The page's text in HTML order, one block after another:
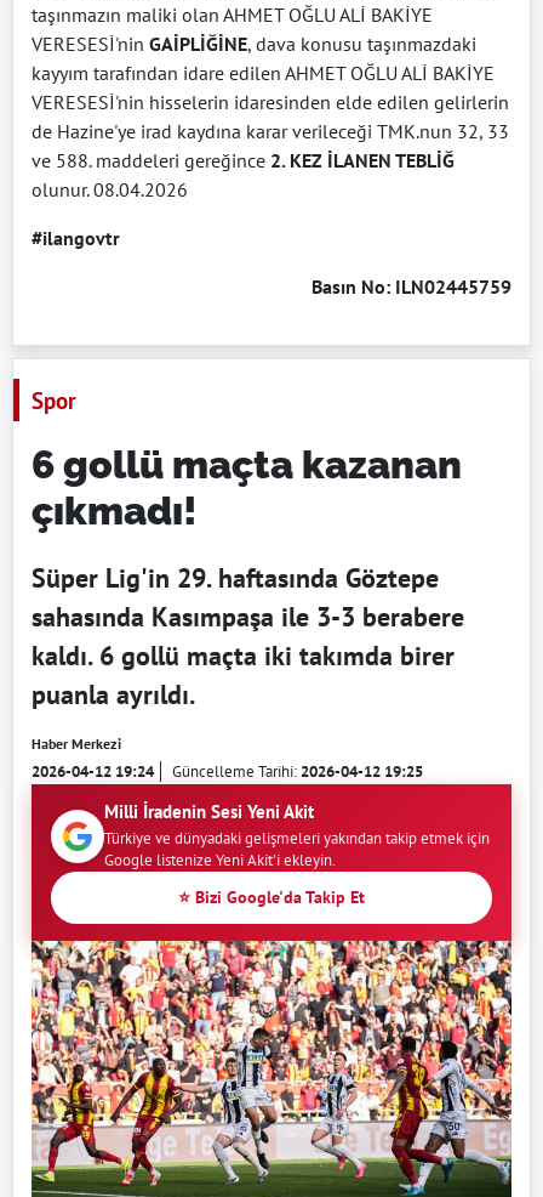
taşınmazın maliki olan AHMET OĞLU ALİ BAKİYE
VERESESİ'nin GAİPLİĞİNE, dava konusu taşınmazdaki
kayyım tarafından idare edilen AHMET OĞLU ALİ BAKİYE
VERESESİ'nin hisselerin idaresinden elde edilen gelirlerin
de Hazine'ye irad kaydına karar verileceği TMK.nun 32, 33
ve 588. maddeleri gereğince 2. KEZ İLANEN TEBLİĞ
olunur. 08.04.2026
#ilangovtr
Basın No: ILN02445759
Spor
6 gollü maçta kazanan
çıkmadı!
Süper Lig'in 29. haftasında Göztepe
sahasında Kasımpaşa ile 3-3 berabere
kaldı. 6 gollü maçta iki takımda birer
puanla ayrıldı.
Haber Merkezi
2026-04-12 19:24 Güncelleme Tarihi:2026-04-12 19:25
Milli İradenin Sesi Yeni Akit
Türkiye ve dünyadaki gelişmeleri yakından takip etmek için
Google listenize Yeni Akit'i ekleyin.
⭐ Bizi Google'da Takip Et